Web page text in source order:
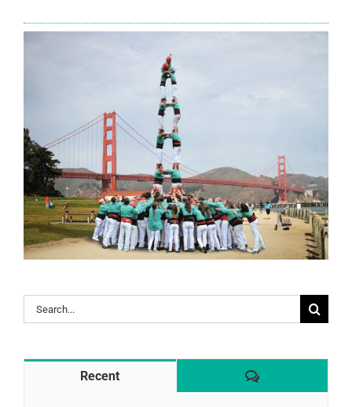
Search
for:
Recent Comentaris